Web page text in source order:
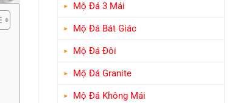
Mộ Đá 3 Mái
Mộ Đá Bát Giác
Mộ Đá Đôi
Mộ Đá Granite
Mộ Đá Không Mái